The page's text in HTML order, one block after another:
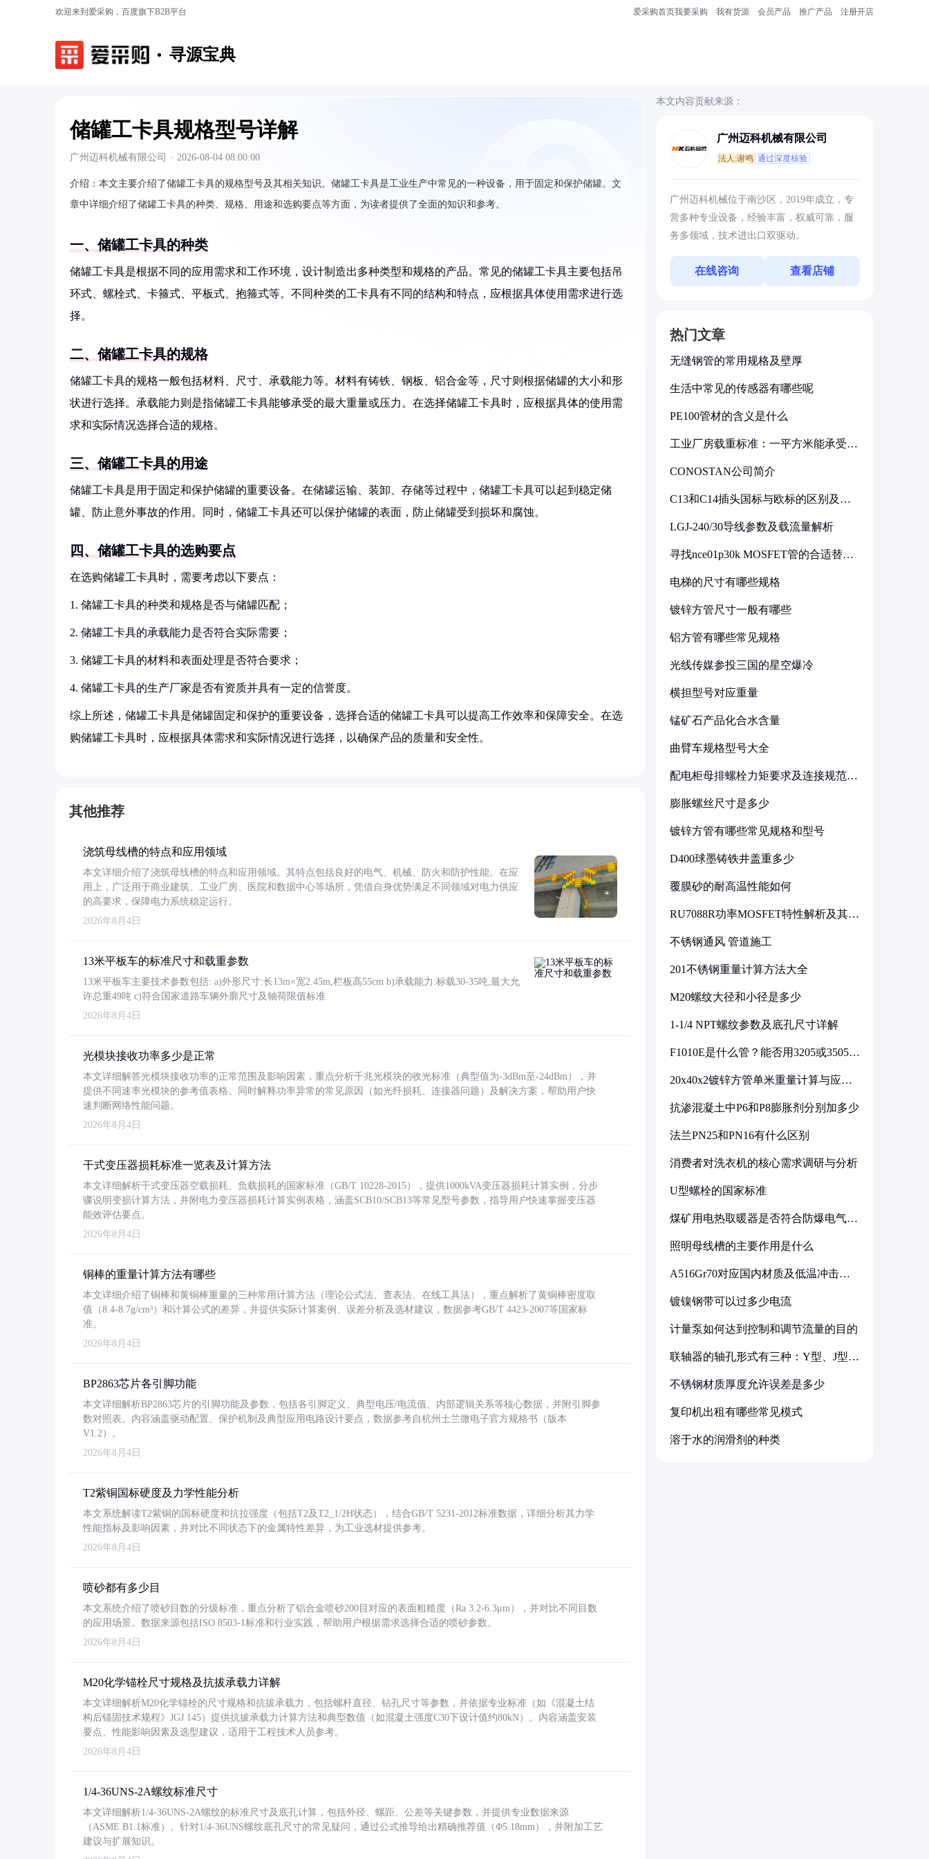
欢迎来到爱采购，百度旗下B2B平台 爱采购首页我要采购 我有货源 会员产品 推广产品 注册开店
寻源宝典
储罐工卡具规格型号详解
广州迈科机械有限公司 · 2026-08-04 08:00:00
介绍： 本文主要介绍了储罐工卡具的规格型号及其相关知识。储罐工卡具是工业生产中常见的一种设备，用于固定和保护储罐。文
章中详细介绍了储罐工卡具的种类、规格、用途和选购要点等方面，为读者提供了全面的知识和参考。
一、储罐工卡具的种类
储罐工卡具是根据不同的应用需求和工作环境，设计制造出多种类型和规格的产品。常见的储罐工卡具主要包括吊
环式、螺栓式、卡箍式、平板式、抱箍式等。不同种类的工卡具有不同的结构和特点，应根据具体使用需求进行选
择。
二、储罐工卡具的规格
储罐工卡具的规格一般包括材料、尺寸、承载能力等。材料有铸铁、钢板、铝合金等，尺寸则根据储罐的大小和形
状进行选择。承载能力则是指储罐工卡具能够承受的最大重量或压力。在选择储罐工卡具时，应根据具体的使用需
求和实际情况选择合适的规格。
三、储罐工卡具的用途
储罐工卡具是用于固定和保护储罐的重要设备。在储罐运输、装卸、存储等过程中，储罐工卡具可以起到稳定储
罐、防止意外事故的作用。同时，储罐工卡具还可以保护储罐的表面，防止储罐受到损坏和腐蚀。
四、储罐工卡具的选购要点
在选购储罐工卡具时，需要考虑以下要点：
1. 储罐工卡具的种类和规格是否与储罐匹配；
2. 储罐工卡具的承载能力是否符合实际需要；
3. 储罐工卡具的材料和表面处理是否符合要求；
4. 储罐工卡具的生产厂家是否有资质并具有一定的信誉度。
综上所述，储罐工卡具是储罐固定和保护的重要设备，选择合适的储罐工卡具可以提高工作效率和保障安全。在选
购储罐工卡具时，应根据具体需求和实际情况进行选择，以确保产品的质量和安全性。
其他推荐
浇筑母线槽的特点和应用领域
本文详细介绍了浇筑母线槽的特点和应用领域。其特点包括良好的电气、机械、防火和防护性能。在应
用上，广泛用于商业建筑、工业厂房、医院和数据中心等场所，凭借自身优势满足不同领域对电力供应
的高要求，保障电力系统稳定运行。
2026年8月4日
13米平板车的标准尺寸和载重参数
13米平板车主要技术参数包括: a)外形尺寸:长13m×宽2.45m,栏板高55cm b)承载能力:标载30-35吨,最大允
许总重49吨 c)符合国家道路车辆外廓尺寸及轴荷限值标准
2026年8月4日
光模块接收功率多少是正常
本文详细解答光模块接收功率的正常范围及影响因素，重点分析千兆光模块的收光标准（典型值为-3dBm至-24dBm），并
提供不同速率光模块的参考值表格。同时解释功率异常的常见原因（如光纤损耗、连接器问题）及解决方案，帮助用户快
速判断网络性能问题。
2026年8月4日
干式变压器损耗标准一览表及计算方法
本文详细解析干式变压器空载损耗、负载损耗的国家标准（GB/T 10228-2015），提供1000kVA变压器损耗计算实例，分步
骤说明变损计算方法，并附电力变压器损耗计算实例表格，涵盖SCB10/SCB13等常见型号参数，指导用户快速掌握变压器
能效评估要点。
2026年8月4日
铜棒的重量计算方法有哪些
本文详细介绍了铜棒和黄铜棒重量的三种常用计算方法（理论公式法、查表法、在线工具法），重点解析了黄铜棒密度取
值（8.4-8.7g/cm³）和计算公式的差异，并提供实际计算案例、误差分析及选材建议，数据参考GB/T 4423-2007等国家标
准。
2026年8月4日
BP2863芯片各引脚功能
本文详细解析BP2863芯片的引脚功能及参数，包括各引脚定义、典型电压/电流值、内部逻辑关系等核心数据，并附引脚参
数对照表。内容涵盖驱动配置、保护机制及典型应用电路设计要点，数据参考自杭州士兰微电子官方规格书（版本
V1.2）。
2026年8月4日
T2紫铜国标硬度及力学性能分析
本文系统解读T2紫铜的国标硬度和抗拉强度（包括T2及T2_1/2H状态），结合GB/T 5231-2012标准数据，详细分析其力学
性能指标及影响因素，并对比不同状态下的金属特性差异，为工业选材提供参考。
2026年8月4日
喷砂都有多少目
本文系统介绍了喷砂目数的分级标准，重点分析了铝合金喷砂200目对应的表面粗糙度（Ra 3.2-6.3μm），并对比不同目数
的应用场景。数据来源包括ISO 8503-1标准和行业实践，帮助用户根据需求选择合适的喷砂参数。
2026年8月4日
M20化学锚栓尺寸规格及抗拔承载力详解
本文详细解析M20化学锚栓的尺寸规格和抗拔承载力，包括螺杆直径、钻孔尺寸等参数，并依据专业标准（如《混凝土结
构后锚固技术规程》JGJ 145）提供抗拔承载力计算方法和典型数值（如混凝土强度C30下设计值约80kN）。内容涵盖安装
要点、性能影响因素及选型建议，适用于工程技术人员参考。
2026年8月4日
1/4-36UNS-2A螺纹标准尺寸
本文详细解析1/4-36UNS-2A螺纹的标准尺寸及底孔计算，包括外径、螺距、公差等关键参数，并提供专业数据来源
（ASME B1.1标准）。针对1/4-36UNS螺纹底孔尺寸的常见疑问，通过公式推导给出精确推荐值（Φ5.18mm），并附加工艺
建议与扩展知识。
本文内容贡献来源：
广州迈科机械有限公司
法人:谢鸣 通过深度核验
广州迈科机械位于南沙区，2019年成立，专
营多种专业设备，经验丰富，权威可靠，服
务多领域，技术进出口双驱动。
在线咨询 查看店铺
热门文章
无缝钢管的常用规格及壁厚
生活中常见的传感器有哪些呢
PE100管材的含义是什么
工业厂房载重标准：一平方米能承受多
CONOSTAN公司简介
C13和C14插头国标与欧标的区别及其
LGJ-240/30导线参数及载流量解析
寻找nce01p30k MOSFET管的合适替代
电梯的尺寸有哪些规格
镀锌方管尺寸一般有哪些
铝方管有哪些常见规格
光线传媒参投三国的星空爆冷
横担型号对应重量
锰矿石产品化合水含量
曲臂车规格型号大全
配电柜母排螺栓力矩要求及连接规范详
膨胀螺丝尺寸是多少
镀锌方管有哪些常见规格和型号
D400球墨铸铁井盖重多少
覆膜砂的耐高温性能如何
RU7088R功率MOSFET特性解析及其在
不锈钢通风 管道施工
201不锈钢重量计算方法大全
M20螺纹大径和小径是多少
1-1/4 NPT螺纹参数及底孔尺寸详解
F1010E是什么管？能否用3205或3505代
20x40x2镀锌方管单米重量计算与应用
抗渗混凝土中P6和P8膨胀剂分别加多少
法兰PN25和PN16有什么区别
消费者对洗衣机的核心需求调研与分析
U型螺栓的国家标准
煤矿用电热取暖器是否符合防爆电气设
照明母线槽的主要作用是什么
A516Gr70对应国内材质及低温冲击要
镀镍钢带可以过多少电流
计量泵如何达到控制和调节流量的目的
联轴器的轴孔形式有三种：Y型、J型、
不锈钢材质厚度允许误差是多少
复印机出租有哪些常见模式
溶于水的润滑剂的种类